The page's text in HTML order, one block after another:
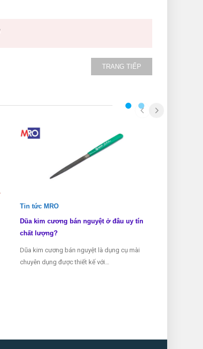
TRANG TIẾP
Tin tức MRO
Dũa kim cương bán nguyệt ở đâu uy tín
chất lượng?
Dũa kim cương bán nguyệt là dụng cụ mài
chuyên dụng được thiết kế với…